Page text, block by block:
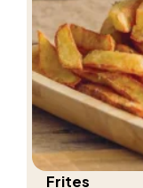
Frites